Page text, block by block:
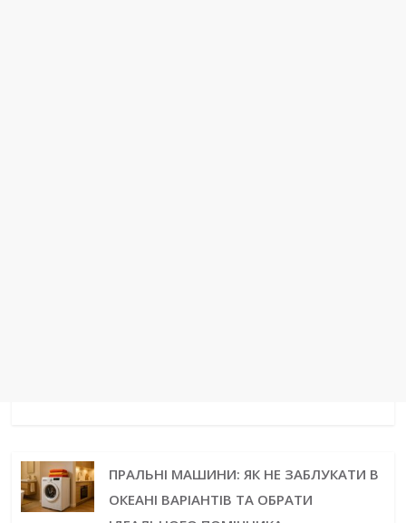
ПРАЛЬНІ МАШИНИ: ЯК НЕ ЗАБЛУКАТИ В
ОКЕАНІ ВАРІАНТІВ ТА ОБРАТИ